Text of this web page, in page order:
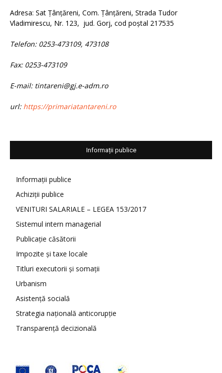
Adresa: Sat Țânțăreni, Com. Țânțăreni, Strada Tudor
Vladimirescu, Nr. 123, jud. Gorj, cod poștal 217535
Telefon: 0253-473109, 473108
Fax: 0253-473109
E-mail: tintareni@gj.e-adm.ro
url: https://primariatantareni.ro
Informații publice
Informații publice
Achiziții publice
VENITURI SALARIALE – LEGEA 153/2017
Sistemul intern managerial
Publicație căsătorii
Impozite și taxe locale
Titluri executorii și somații
Urbanism
Asistență socială
Strategia națională anticorupție
Transparență decizională